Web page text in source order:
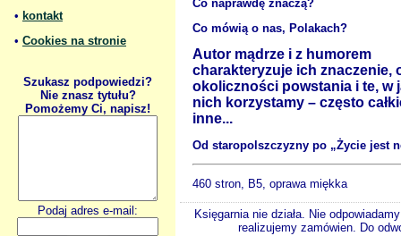
• kontakt
• Cookies na stronie
Szukasz podpowiedzi?
Nie znasz tytułu?
Pomożemy Ci, napisz!
Podaj adres e-mail:
Co naprawdę znaczą?
Co mówią o nas, Polakach?
Autor mądrze i z humorem
charakteryzuje ich znaczenie,
okoliczności powstania i te, w
nich korzystamy – często
inne...
Od staropolszczyzny po „Życie jest
460 stron, B5, oprawa miękka
Księgarnia nie działa. Nie
realizujemy zamówien. Do